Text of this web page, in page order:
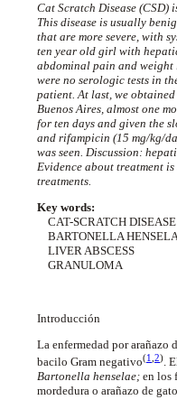
Cat Scratch Disease (CSD)
This disease is usually
that are more severe, with
ten year old girl with
abdominal pain and weight
were no serologic tests in
patient. At last, we
Buenos Aires, almost one
for ten days and given the
and rifampicin (15 mg/kg/
was seen. Discussion:
Evidence about treatment
treatments.
Key words:
CAT-SCRATCH DISEASE
BARTONELLA
LIVER ABSCESS
GRANULOMA
Introducción
La enfermedad por arañazo
bacilo Gram negativo(1 2).
Bartonella henselae; en los
mordedura o arañazo de